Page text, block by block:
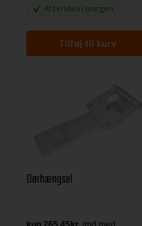
Afsendes i morgen
Dørhængsel